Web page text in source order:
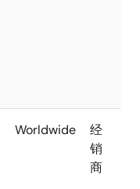
Worldwide
经
销
商